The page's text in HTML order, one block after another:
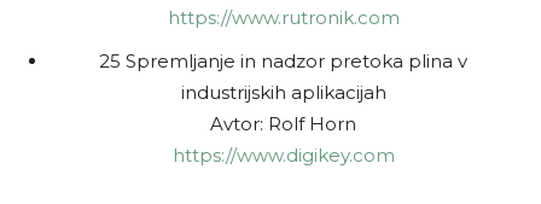
https://www.rutronik.com
25 Spremljanje in nadzor pretoka plina v
industrijskih aplikacijah
Avtor: Rolf Horn
https://www.digikey.com